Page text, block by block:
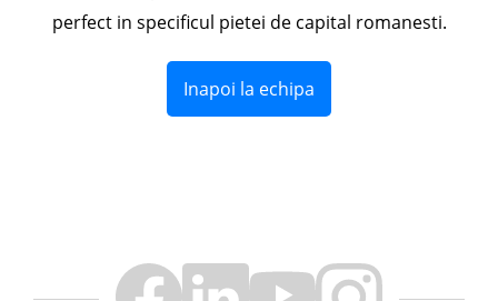
perfect in specificul pietei de capital romanesti.
Inapoi la echipa